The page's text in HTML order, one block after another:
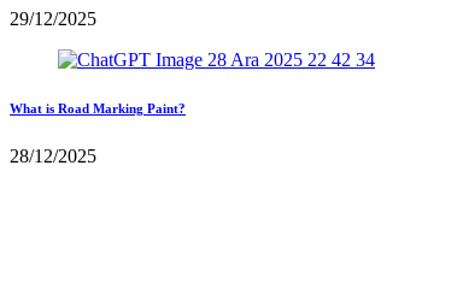
29/12/2025
What is Road Marking Paint?
28/12/2025